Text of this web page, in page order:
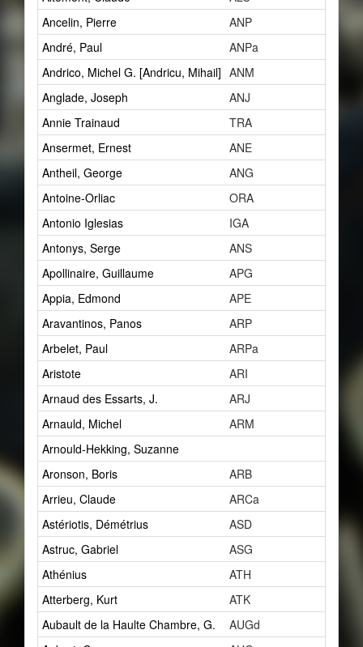
Ancelin, Pierre
ANP
André, Paul
ANPa
Andrico, Michel G. [Andricu, Mihail] ANM
Anglade, Joseph
ANJ
Annie Trainaud
TRA
Ansermet, Ernest
ANE
Antheil, George
ANG
Antoine-Orliac
ORA
Antonio Iglesias
IGA
Antonys, Serge
ANS
Apollinaire, Guillaume
APG
Appia, Edmond
APE
Aravantinos, Panos
ARP
Arbelet, Paul
ARPa
Aristote
ARI
Arnaud des Essarts, J.
ARJ
Arnauld, Michel
ARM
Arnould-Hekking, Suzanne
Aronson, Boris
ARB
Arrieu, Claude
ARCa
Astériotis, Démétrius
ASD
Astruc, Gabriel
ASG
Athénius
ATH
Atterberg, Kurt
ATK
Aubault de la Haulte Chambre, G.
AUGd